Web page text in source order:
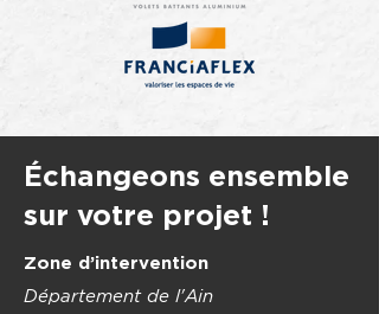
Échangeons ensemble
sur votre projet !
Zone d’intervention
Département de l'Ain